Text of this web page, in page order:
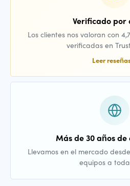
Verificado por
Los clientes nos valoran con
verificadas en
Leer
Más de 30 años
Llevamos en el mercado
equipos a